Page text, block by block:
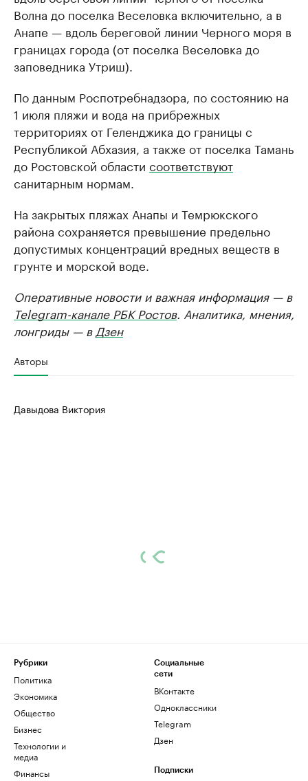
Волна до поселка Веселовка включительно, а в
Анапе — вдоль береговой линии Черного моря в
границах города (от поселка Веселовка до
заповедника Утриш).
По данным Роспотребнадзора, по состоянию на
1 июля пляжи и вода на прибрежных
территориях от Геленджика до границы с
Республикой Абхазия, а также от поселка Тамань
до Ростовской области соответствуют
санитарным нормам.
На закрытых пляжах Анапы и Темрюкского
района сохраняется превышение предельно
допустимых концентраций вредных веществ в
грунте и морской воде.
Оперативные новости и важная информация — в
Telegram-канале РБК Ростов. Аналитика, мнения,
лонгриды — в Дзен
Авторы
Давыдова Виктория
Рубрики
Политика
Экономика
Общество
Бизнес
Технологии и
медиа
Финансы
Социальные
сети
ВКонтакте
Одноклассники
Telegram
Дзен
Подписки